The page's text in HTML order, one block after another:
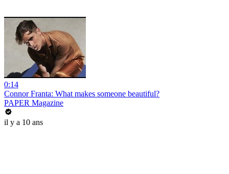
0:14
Connor Franta: What makes someone beautiful?
PAPER Magazine
il y a 10 ans